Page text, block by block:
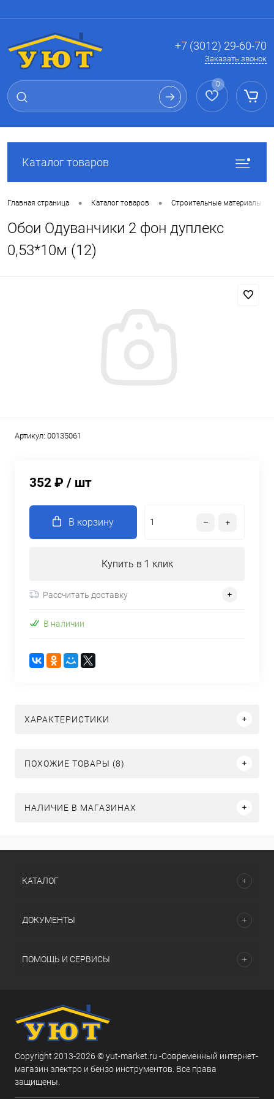
+7 (3012) 29-60-70
Заказать звонок
0
Каталог товаров
Главная страница • Каталог товаров • Строительные материалы
Обои Одуванчики 2 фон дуплекс
0,53*10м (12)
Артикул: 00135061
352 ₽ / шт
В корзину
Купить в 1 клик
Рассчитать доставку
В наличии
ХАРАКТЕРИСТИКИ
ПОХОЖИЕ ТОВАРЫ (8)
НАЛИЧИЕ В МАГАЗИНАХ
КАТАЛОГ
ДОКУМЕНТЫ
ПОМОЩЬ И СЕРВИСЫ
Copyright 2013-2026 © yut-market.ru -Современный интернет-
магазин электро и бензо инструментов. Все права
защищены.